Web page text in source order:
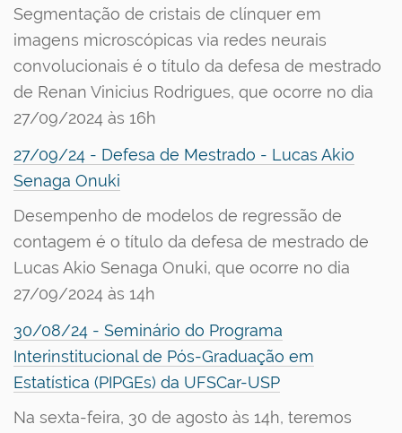
Segmentação de cristais de clínquer em
imagens microscópicas via redes neurais
convolucionais é o título da defesa de mestrado
de Renan Vinicius Rodrigues, que ocorre no dia
27/09/2024 às 16h
27/09/24 - Defesa de Mestrado - Lucas Akio
Senaga Onuki
Desempenho de modelos de regressão de
contagem é o título da defesa de mestrado de
Lucas Akio Senaga Onuki, que ocorre no dia
27/09/2024 às 14h
30/08/24 - Seminário do Programa
Interinstitucional de Pós-Graduação em
Estatística (PIPGEs) da UFSCar-USP
Na sexta-feira, 30 de agosto às 14h, teremos